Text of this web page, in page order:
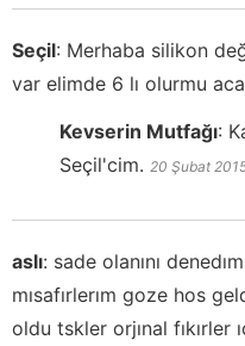
Seçil: Merhaba silikon
var elimde 6 lı olurmu
Kevserin Mutfağı:
Seçil'cim. 20 Şubat
aslı: sade olanını
mısafırlerım goze hos
oldu tskler orjınal fıkırler